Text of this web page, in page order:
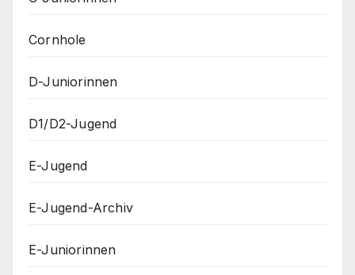
Cornhole
D-Juniorinnen
D1/D2-Jugend
E-Jugend
E-Jugend-Archiv
E-Juniorinnen